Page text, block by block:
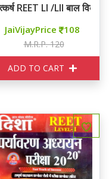
विधियाँ
REET LI /LII बाल विकास
JaiVijayPrice 108
M.R.P. 120
ADD TO CART